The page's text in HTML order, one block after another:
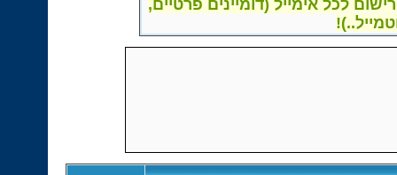
לכל אימייל (דומיינים פרטיים,